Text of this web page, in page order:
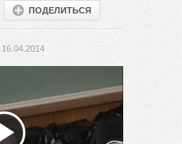
ПОДЕЛИТЬСЯ
16.04.2014
Воспроизвести